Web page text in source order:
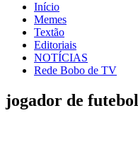
Início
Memes
Textão
Editoriais
NOTÍCIAS
Rede Bobo de TV
jogador de futebol